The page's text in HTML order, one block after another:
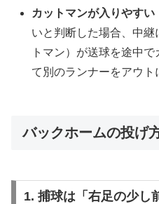
カットマンが入りやすい
いと判断した場合、中
トマン）が送球を途中
て別のランナーをアウト
バックホームの投げ
1. 捕球は「右足の少し